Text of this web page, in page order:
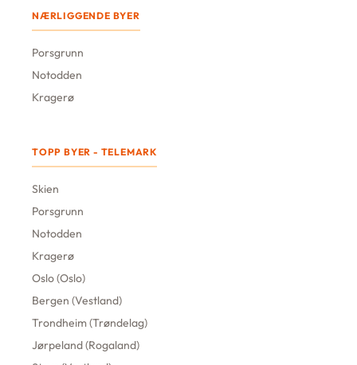
NÆRLIGGENDE BYER
Porsgrunn
Notodden
Kragerø
TOPP BYER - TELEMARK
Skien
Porsgrunn
Notodden
Kragerø
Oslo (Oslo)
Bergen (Vestland)
Trondheim (Trøndelag)
Jørpeland (Rogaland)